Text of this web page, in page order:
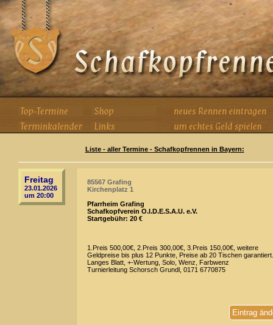
Liste - aller Termine - Schafkopfrennen in Bayern:
Freitag
23.01.2026
um 20:00
85567 Grafing
Kirchenplatz 1
Pfarrheim Grafing
Schafkopfverein O.I.D.E.S.A.U. e.V.
Startgebühr: 20 €
1.Preis 500,00€, 2.Preis 300,00€, 3.Preis 150,00€, weitere
Geldpreise bis plus 12 Punkte, Preise ab 20 Tischen garantiert.
Langes Blatt, +-Wertung, Solo, Wenz, Farbwenz
Turnierleitung Schorsch Grundl, 0171 6770875
Eintrag